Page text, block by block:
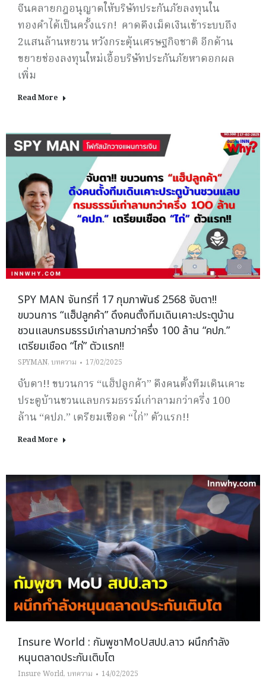
จีนคลายกฎอนุญาตให้บริษัทประกันภัยลงทุนใน
ทองคำได้เป็นครั้งแรก! คาดดึงเม็ดเงินเข้าระบบถึง
2แสนล้านหยวน หวังกระตุ้นเศรษฐกิจชาติ อีกด้าน
ขยายช่องลงทุนใหม่เอื้อบริษัทประกันภัยหาดอกผล
เพิ่ม
Read More
SPY MAN จันทร์ที่ 17 กุมภาพันธ์ 2568 จับตา!!
ขบวนการ “แฮ็ปลูกค้า” ดึงคนตั้งทีมเดินเคาะประตูบ้าน
ชวนแลบกรมธรรม์เก่าลามกว่าครึ่ง 100 ล้าน “คปภ.”
เตรียมเชือด “ไก่” ตัวแรก!!
SPYMAN, บทความ 17/02/2025
จับตา!! ขบวนการ “แฮ็ปลูกค้า” ดึงคนตั้งทีมเดินเคาะ
ประตูบ้านชวนแลบกรมธรรม์เก่าลามกว่าครึ่ง 100
ล้าน “คปภ.” เตรียมเชือด “ไก่” ตัวแรก!!
Read More
Insure World : กัมพูชาMoUสปป.ลาว ผนึกกำลัง
หนุนตลาดประกันเติบโต
Insure World, บทความ 14/02/2025